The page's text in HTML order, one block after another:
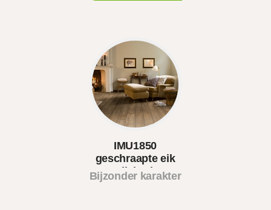
IMU1850
geschraapte eik
grijsbruin
Bijzonder karakter